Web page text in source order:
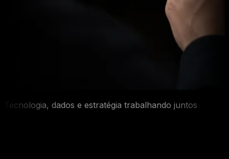
Tecnologia, dados e estratégia trabalhando juntos